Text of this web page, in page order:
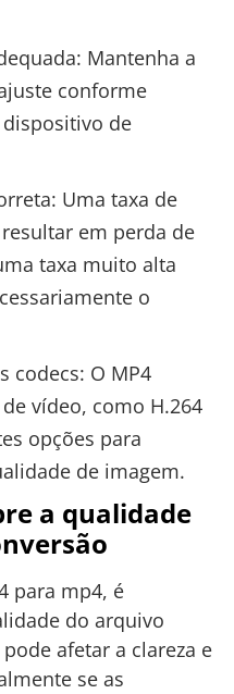
Mantenha a
conforme
de
Uma taxa de
em perda de
taxa muito alta
o
codecs: O MP4
vídeo, como H.264
opções para
de imagem.
a qualidade
para mp4, é
do arquivo
afetar a clareza e
se as